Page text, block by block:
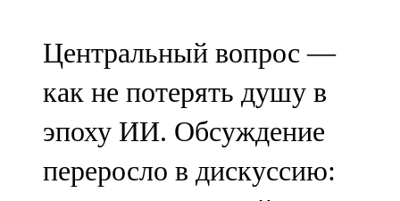
105,5 FM
Центральный вопрос —
как не потерять душу в
эпоху ИИ. Обсуждение
переросло в дискуссию: